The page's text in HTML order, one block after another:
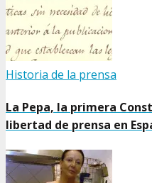
Historia de la prensa
La Pepa, la primera
libertad de prensa en